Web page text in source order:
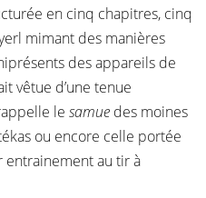
en cinq chapitres, cinq
mimant des manières
des appareils de
vêtue d’une tenue
le samue des moines
ou encore celle portée
entrainement au tir à